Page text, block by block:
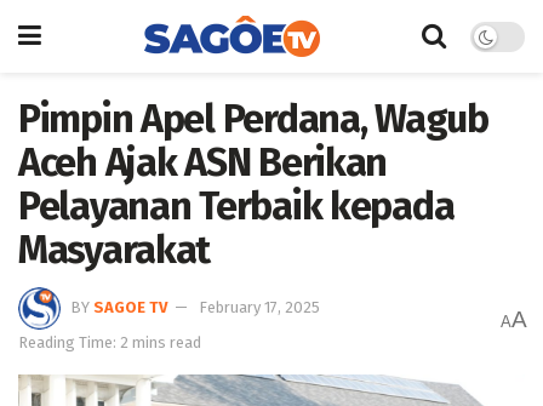
Pimpin Apel Perdana, Wagub
Aceh Ajak ASN Berikan
Pelayanan Terbaik kepada
Masyarakat
BY SAGOE TV
February 17, 2025
Reading Time: 2 mins read
AA